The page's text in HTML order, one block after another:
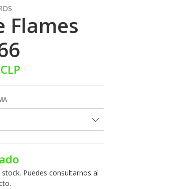
Flames
Puedes consultarnos al